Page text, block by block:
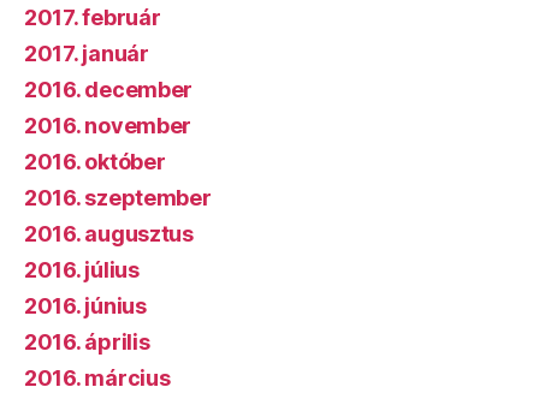
2017. február
2017. január
2016. december
2016. november
2016. október
2016. szeptember
2016. augusztus
2016. július
2016. június
2016. április
2016. március